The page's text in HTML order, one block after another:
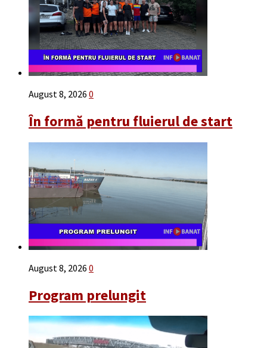
August 8, 2026 0
În formă pentru fluierul de start
August 8, 2026 0
Program prelungit